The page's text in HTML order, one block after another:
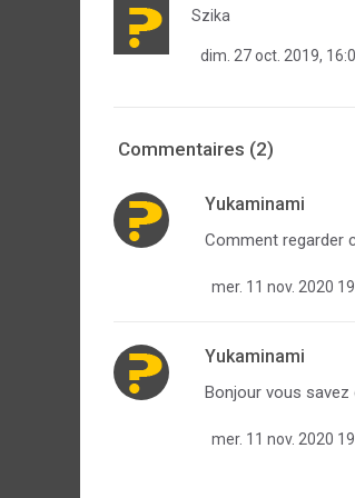
Szika
dim. 27 oct. 2019,
Commentaires (2)
Yukaminami
Comment regarder
mer. 11 nov. 2020
Yukaminami
Bonjour vous savez
mer. 11 nov. 2020